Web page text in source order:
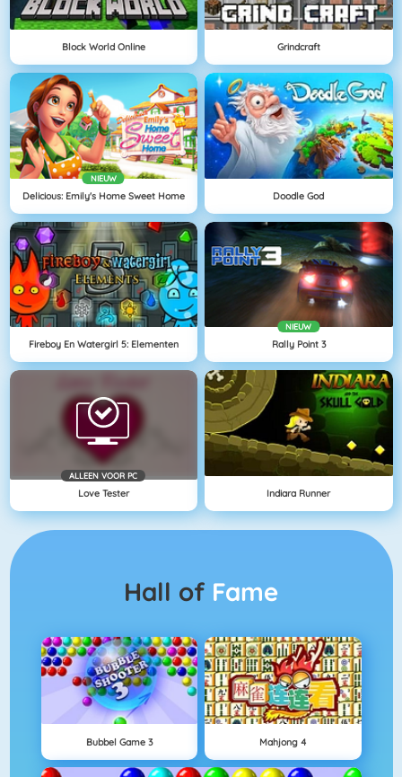
Block World Online Grindcraft
NIEUW
Delicious: Emily's Home Sweet Home Doodle God
Fireboy En Watergirl 5: Elementen
NIEUW
Rally Point 3
ALLEEN VOOR PC
Love Tester Indiara Runner
Hall of Fame
Bubbel Game 3 Mahjong 4